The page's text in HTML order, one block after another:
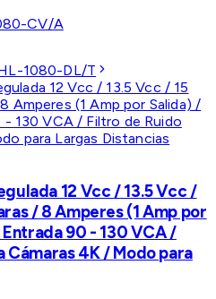
CV/A
1080-DL/T
12 Vcc / 13.5 Vcc /
/ 8 Amperes (1 Amp por
90 - 130 VCA /
Cámaras 4K / Modo para